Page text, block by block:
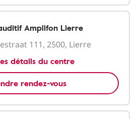
Amplifon Lierre
111, 2500, Lierre
détails du centre
rendez-vous